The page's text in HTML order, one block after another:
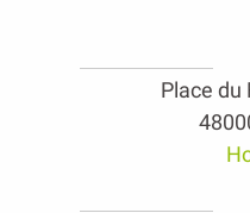
Place du